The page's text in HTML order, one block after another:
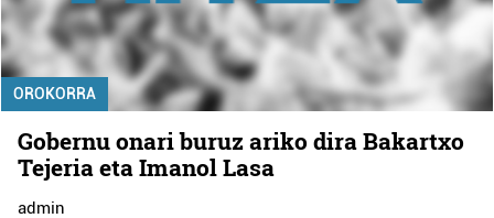
OROKORRA
Gobernu onari buruz ariko dira Bakartxo
Tejeria eta Imanol Lasa
admin